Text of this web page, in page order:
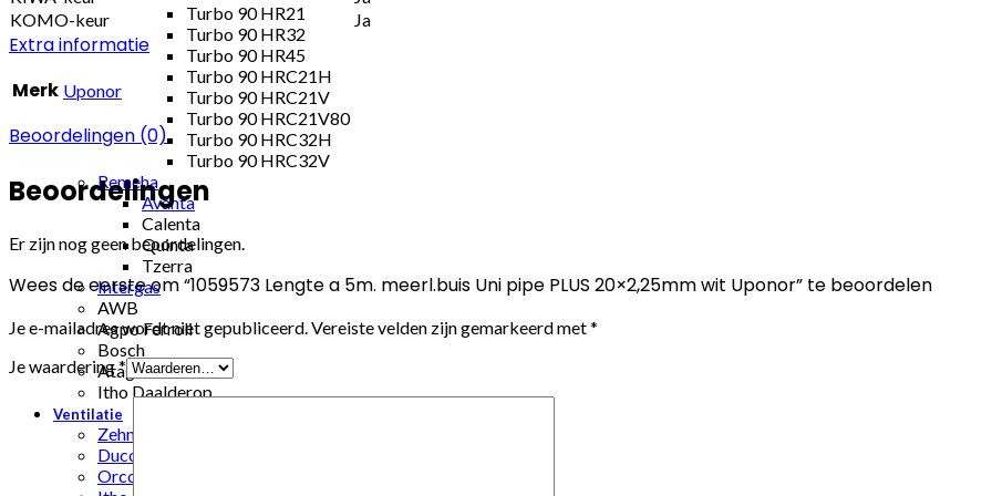
Turbo 90 HR21
Turbo 90 HR32
Turbo 90 HR45
Turbo 90 HRC21H
Turbo 90 HRC21V
Turbo 90 HRC21V80
Turbo 90 HRC32H
Turbo 90 HRC32V
Remeha
Avanta
Calenta
Quinta
Tzerra
Intergas
AWB
Agpo Ferroli
Bosch
Atag
Itho Daalderop
Ventilatie
Zehnder
Duco
Orcon
KOMO-keur
Ja
Extra informatie
Merk Uponor
Beoordelingen (0)
Beoordelingen
Er zijn nog geen beoordelingen.
Wees de eerste om “1059573 Lengte a 5m. meerl.buis Uni pipe PLUS 20×2,25mm wit Uponor” te beoordelen
Je e-mailadres wordt niet gepubliceerd. Vereiste velden zijn gemarkeerd met*
Je waardering*